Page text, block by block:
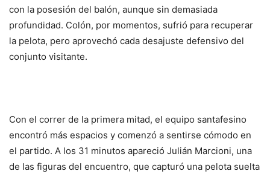
con la posesión del balón, aunque sin demasiada
profundidad. Colón, por momentos, sufrió para recuperar
la pelota, pero aprovechó cada desajuste defensivo del
conjunto visitante.
Con el correr de la primera mitad, el equipo santafesino
encontró más espacios y comenzó a sentirse cómodo en
el partido. A los 31 minutos apareció Julián Marcioni, una
de las figuras del encuentro, que capturó una pelota suelta